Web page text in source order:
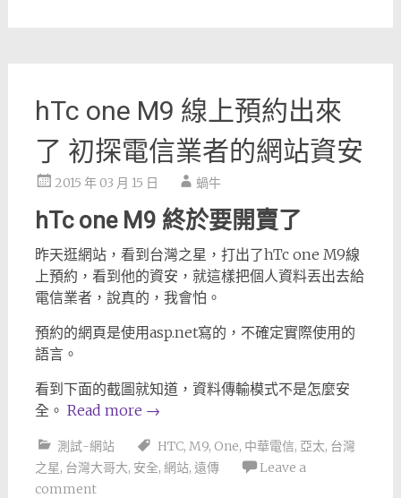
hTc one M9 線上預約出來
了 初探電信業者的網站資安
2015 年 03 月 15 日 蝸牛
hTc one M9 終於要開賣了
昨天逛網站，看到台灣之星，打出了hTc one M9線
上預約，看到他的資安，就這樣把個人資料丟出去給
電信業者，說真的，我會怕。
預約的網頁是使用asp.net寫的，不確定實際使用的
語言。
看到下面的截圖就知道，資料傳輸模式不是怎麼安
全。 Read more →
測試-網站 HTC, M9, One, 中華電信, 亞太, 台灣
之星, 台灣大哥大, 安全, 網站, 遠傳
Leave a
comment